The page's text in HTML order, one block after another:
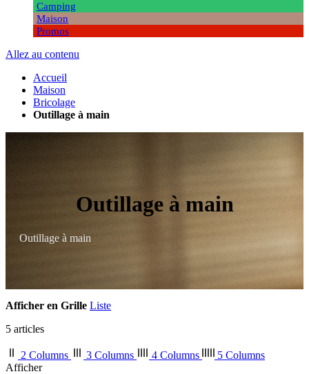
Camping
Maison
Promos
Allez au contenu
Accueil
Maison
Bricolage
Outillage à main
Outillage à main
Outillage à main
Afficher en Grille Liste
5 articles
2 Columns 3 Columns 4 Columns
5 Columns
Afficher